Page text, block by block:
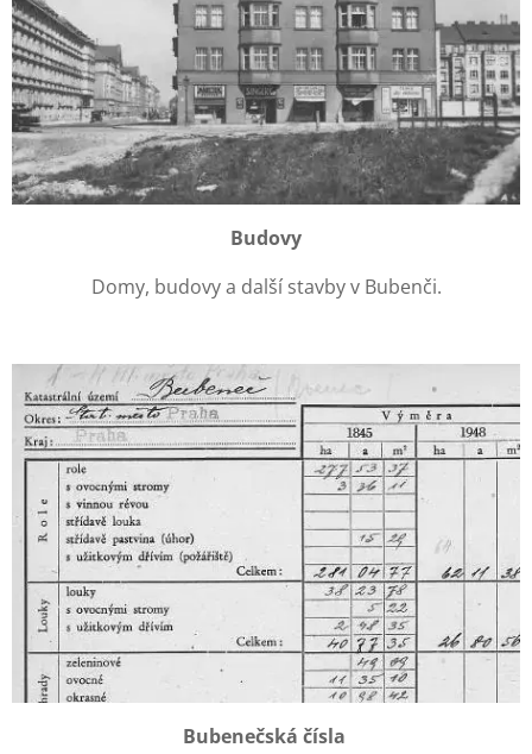
Budovy
Domy, budovy a další stavby v Bubenči.
Bubenečská čísla